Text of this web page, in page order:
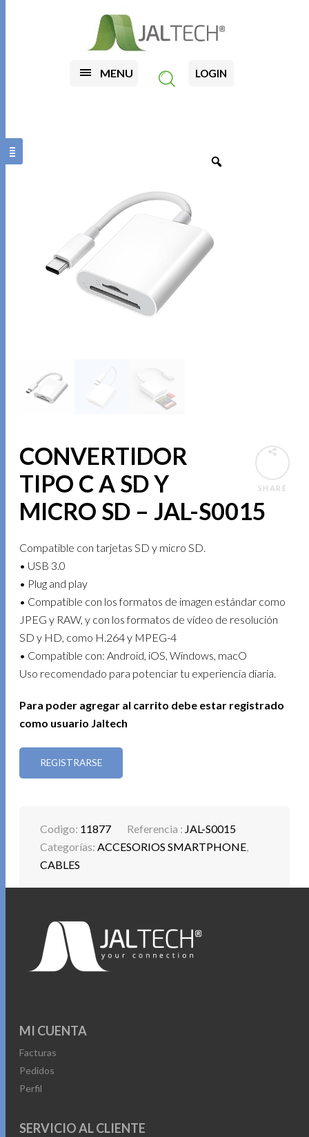
MENU LOGIN
SHARE
CONVERTIDOR
TIPO C A SD Y
MICRO SD – JAL-S0015
Compatible con tarjetas SD y micro SD.
• USB 3.0
• Plug and play
• Compatible con los formatos de imagen estándar como
JPEG y RAW, y con los formatos de vídeo de resolución
SD y HD, como H.264 y MPEG-4
• Compatible con: Android, iOS, Windows, macO
Uso recomendado para potenciar tu experiencia diaria.
Para poder agregar al carrito debe estar registrado
como usuario Jaltech
REGISTRARSE
Codigo: 11877 Referencia : JAL-S0015
Categorías:ACCESORIOS SMARTPHONE,
CABLES
MI CUENTA
Facturas
Pedidos
Perfil
SERVICIO AL CLIENTE